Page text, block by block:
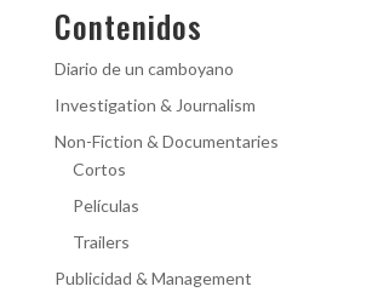
Contenidos
Diario de un camboyano
Investigation & Journalism
Non-Fiction & Documentaries
Cortos
Películas
Trailers
Publicidad & Management